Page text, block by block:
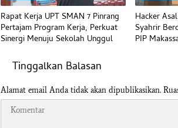
Rapat Kerja UPT SMAN 7 Pinrang
Pertajam Program Kerja, Perkuat
Sinergi Menuju Sekolah Unggul
Hacker
Syahrir
PIP
Tinggalkan Balasan
Alamat email Anda tidak akan dipublikasikan.